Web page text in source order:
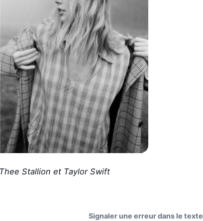
Stallion et Taylor Swift
Signaler une erreur dans le texte